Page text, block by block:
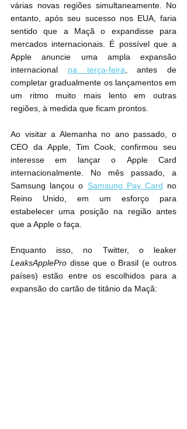
várias novas regiões simultaneamente. No
entanto, após seu sucesso‌ nos EUA, faria
sentido que a Maçã o expandisse para
mercados internacionais. É possível que a
Apple anuncie uma ampla expansão
internacional na terça-feira, antes de
completar gradualmente os lançamentos em
um ritmo muito mais lento em outras
regiões, à medida que ficam prontos.
Ao visitar a Alemanha no ano passado, o
CEO da Apple, Tim Cook, confirmou seu
interesse em lançar o ‌Apple Card‌
internacionalmente. No mês passado, a
Samsung lançou o Samsung Pay Card no
Reino Unido, em um esforço para
estabelecer uma posição na região antes
que a Apple o faça.
LeaksApplePro disse que o Brasil (e outros
países) estão entre os escolhidos para a
expansão do cartão de titânio da Maçã: